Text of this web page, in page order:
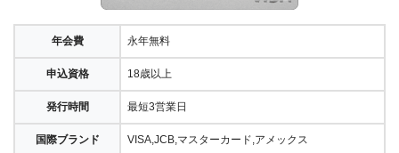
年会費 永年無料
申込資格 18歳以上
発行時間 最短3営業日
国際ブランド VISA,JCB,マスターカード,アメックス